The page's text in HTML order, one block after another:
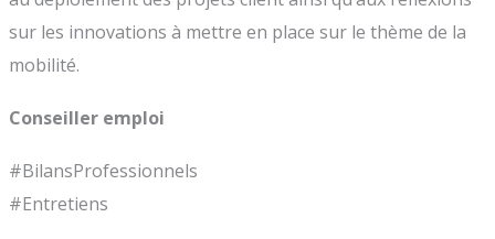
sur les innovations à mettre en place sur le thème de la
mobilité.
Conseiller emploi
#BilansProfessionnels
#Entretiens